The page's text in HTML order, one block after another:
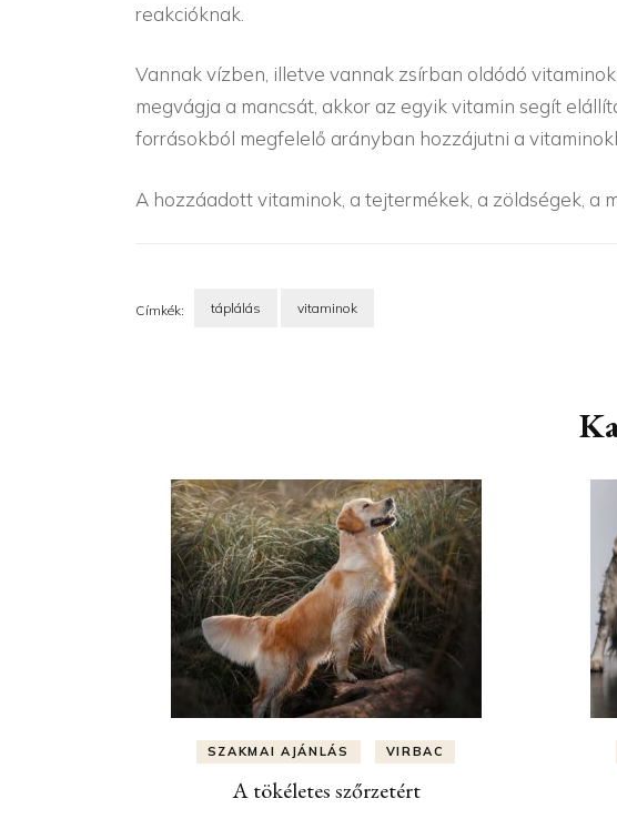
reakcióknak.
Vannak vízben, illetve vannak zsírban oldódó
megvágja a mancsát, akkor az egyik vitamin segít
forrásokból megfelelő arányban hozzájutni a
A hozzáadott vitaminok, a tejtermékek, a zöldségek, a
Címkék: táplálás vitaminok
SZAKMAI AJÁNLÁS VIRBAC
A tökéletes szőrzetért